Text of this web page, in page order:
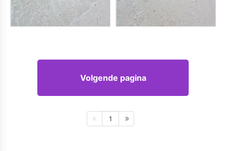
Volgende pagina
1